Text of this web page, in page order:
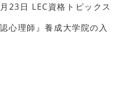
23日 LEC資格トピックス
心理師』養成大学院の入